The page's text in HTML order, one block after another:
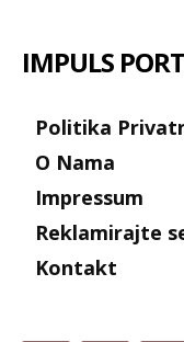
IMPULS
Politika
O Nama
Impressum
Reklamirajte
Kontakt